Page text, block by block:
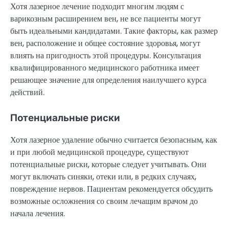
Хотя лазерное лечение подходит многим людям с
варикозным расширением вен, не все пациенты могут
быть идеальными кандидатами. Такие факторы, как размер
вен, расположение и общее состояние здоровья, могут
влиять на пригодность этой процедуры. Консультация
квалифицированного медицинского работника имеет
решающее значение для определения наилучшего курса
действий.
Потенциальные риски
Хотя лазерное удаление обычно считается безопасным, как
и при любой медицинской процедуре, существуют
потенциальные риски, которые следует учитывать. Они
могут включать синяки, отеки или, в редких случаях,
повреждение нервов. Пациентам рекомендуется обсудить
возможные осложнения со своим лечащим врачом до
начала лечения.